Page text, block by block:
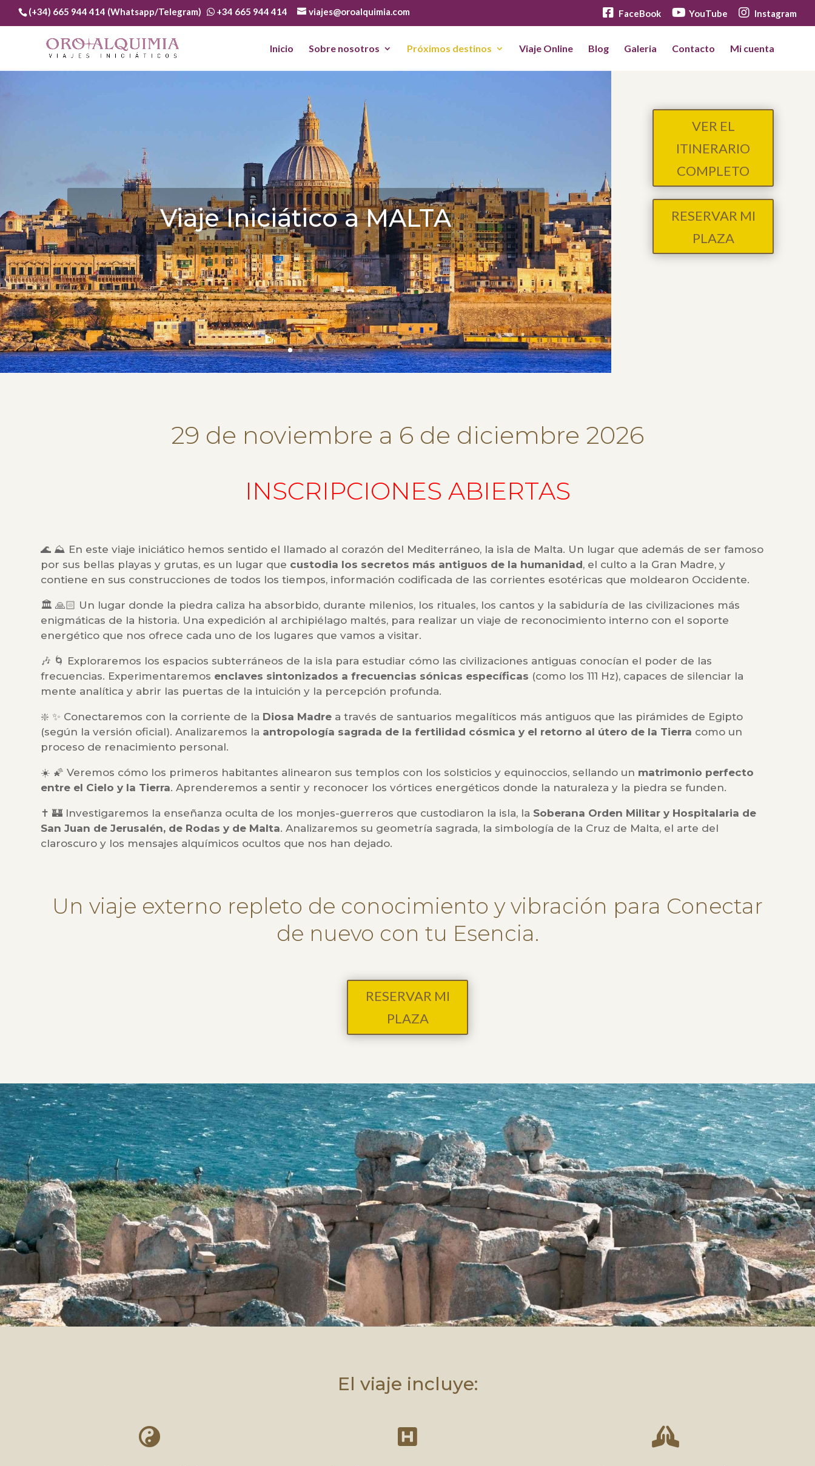
(+34) 665 944 414 (Whatsapp/Telegram) +34 665 944 414 viajes@oroalquimia.com FaceBook YouTube Instagram
Inicio Sobre nosotros Próximos destinos Viaje Online Blog Galeria Contacto Mi cuenta
El culto a La Gran Madre y los
Templos Estelares
VER EL
ITINERARIO
COMPLETO
RESERVAR MI
PLAZA
29 de noviembre a 6 de diciembre 2026
INSCRIPCIONES ABIERTAS
🌊 ⛰️ En este viaje iniciático hemos sentido el llamado al corazón del Mediterráneo, la isla de Malta. Un lugar que además de ser famoso
por sus bellas playas y grutas, es un lugar que custodia los secretos más antiguos de la humanidad, el culto a la Gran Madre, y
contiene en sus construcciones de todos los tiempos, información codificada de las corrientes esotéricas que moldearon Occidente.
🏛️ 🙏🏻 Un lugar donde la piedra caliza ha absorbido, durante milenios, los rituales, los cantos y la sabiduría de las civilizaciones más
enigmáticas de la historia. Una expedición al archipiélago maltés, para realizar un viaje de reconocimiento interno con el soporte
energético que nos ofrece cada uno de los lugares que vamos a visitar.
🎶 🌀 Exploraremos los espacios subterráneos de la isla para estudiar cómo las civilizaciones antiguas conocían el poder de las
frecuencias. Experimentaremos enclaves sintonizados a frecuencias sónicas específicas (como los 111 Hz), capaces de silenciar la
mente analítica y abrir las puertas de la intuición y la percepción profunda.
❇️ ✨ Conectaremos con la corriente de la Diosa Madre a través de santuarios megalíticos más antiguos que las pirámides de Egipto
(según la versión oficial). Analizaremos la antropología sagrada de la fertilidad cósmica y el retorno al útero de la Tierra como un
proceso de renacimiento personal.
☀️ 🌠 Veremos cómo los primeros habitantes alinearon sus templos con los solsticios y equinoccios, sellando un matrimonio perfecto
entre el Cielo y la Tierra. Aprenderemos a sentir y reconocer los vórtices energéticos donde la naturaleza y la piedra se funden.
✝️ 🏰 Investigaremos la enseñanza oculta de los monjes-guerreros que custodiaron la isla, la Soberana Orden Militar y Hospitalaria de
San Juan de Jerusalén, de Rodas y de Malta. Analizaremos su geometría sagrada, la simbología de la Cruz de Malta, el arte del
claroscuro y los mensajes alquímicos ocultos que nos han dejado.
Un viaje externo repleto de conocimiento y vibración para Conectar
de nuevo con tu Esencia.
RESERVAR MI
PLAZA
El viaje incluye:
  